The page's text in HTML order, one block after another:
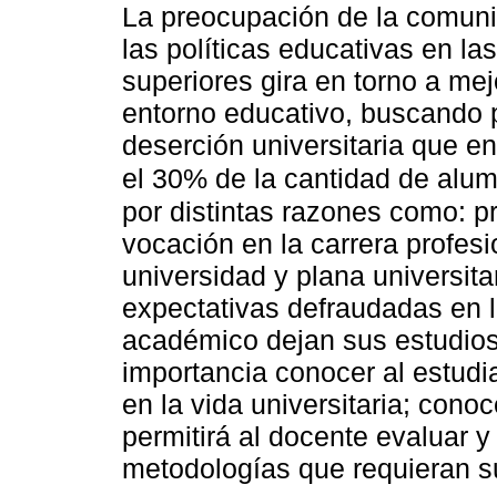
La preocupación de la
las políticas educativas en
superiores gira en torno a
entorno educativo, buscando
deserción universitaria que
el 30% de la cantidad de
por distintas razones como:
vocación en la carrera
universidad y plana
expectativas defraudadas en
académico dejan sus
importancia conocer al
en la vida universitaria;
permitirá al docente evaluar
metodologías que requieran